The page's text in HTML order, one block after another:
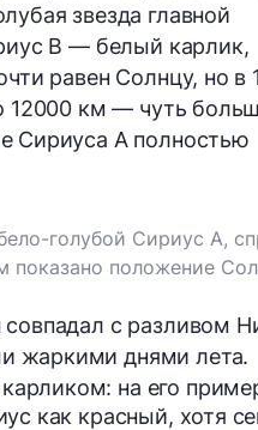
звезда главной
B — белый карлик,
равен Солнцу, но в
12000 км — чуть
Сириуса A полностью
голубой Сириус A,
показано положение
с разливом
жаркими днями лета.
на его
как красный, хотя